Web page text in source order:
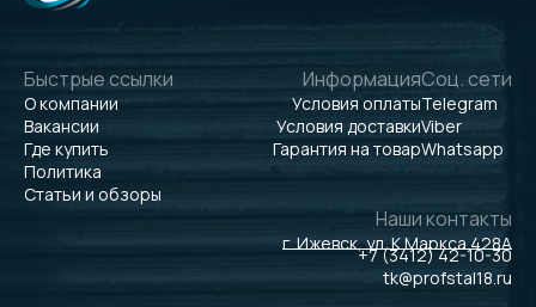
Быстрые ссылки
О компании
Вакансии
Где купить
Политика
Статьи и обзоры
Информация
Условия оплаты
Условия доставки
Гарантия на товар
Соц. сети
Telegram
Viber
Whatsapp
Наши контакты
г. Ижевск, ул. К.Маркса 428А
+7 (3412) 42-10-30
tk@profstal18.ru